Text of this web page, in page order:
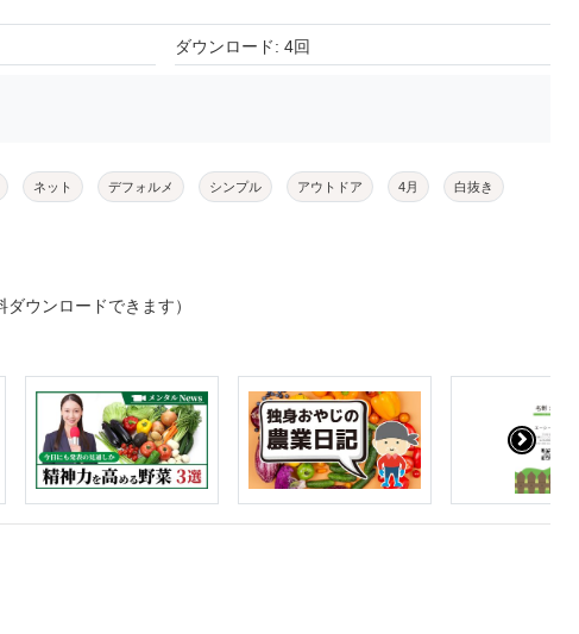
ダウンロード: 4回
ネット デフォルメ シンプル アウトドア 4月 白抜き
ダウンロードできます）